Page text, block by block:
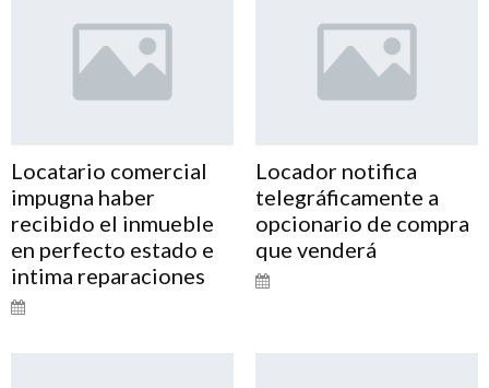
Locatario comercial
impugna haber
recibido el inmueble
en perfecto estado e
intima reparaciones
Locador notifica
telegráficamente a
opcionario de compra
que venderá